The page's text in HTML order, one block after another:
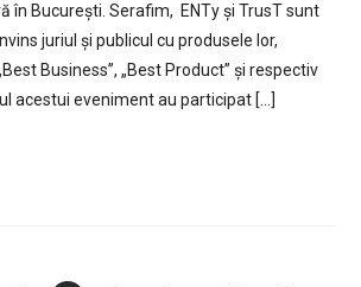
în București. Serafim, ENTy și TrusT sunt
juriul și publicul cu produsele lor,
Business”, „Best Product” și respectiv
acestui eveniment au participat […]